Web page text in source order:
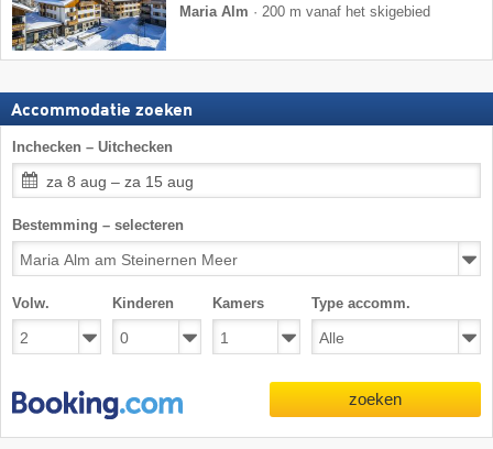
Maria Alm · 200 m vanaf het skigebied
Accommodatie zoeken
Inchecken – Uitchecken
za 8 aug – za 15 aug
Bestemming – selecteren
Volw. Kinderen Kamers Type accomm.
zoeken